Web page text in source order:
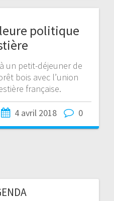
politique
un petit-déjeuner de
bois avec l’union
française.
4 avril 2018 0